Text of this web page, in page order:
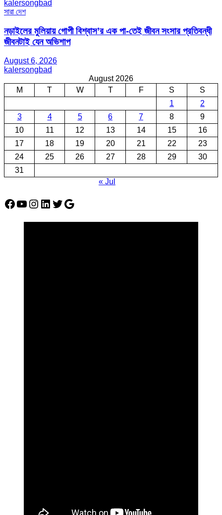
kalersongbad
সারা দেশ
নড়াইলের মুলিয়ায় গোপী বিশ্বাস’র এক পা-তেই জীবন সংসার প্রতিবন্ধী
জীবনটাই যেন অভিশাপ
August 6, 2026
kalersongbad
August 2026
M
T W T F S
S
1
2
3
4 5 6 7 8
9
10
11 12 13 14 15
16
17
18 19 20 21 22
23
24
25 26 27 28 29
30
31
« Jul
Facebook
YouTube
Instagram
LinkedIn
Twitter
Google